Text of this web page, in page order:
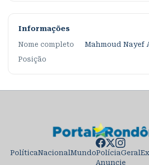
Informações
Nome completo
Mahmoud Nayef
Posição
PolíticaNacionalMundoPolíciaGeral
Anuncie